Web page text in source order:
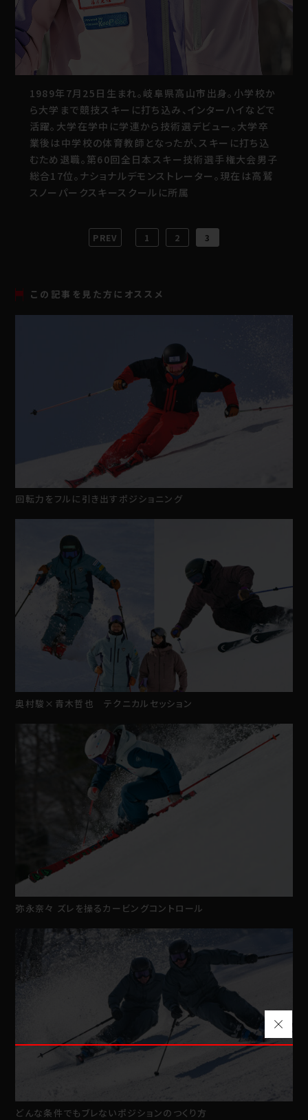
1989年7月25日生まれ。岐阜県高山市出身。小学校か
ら大学まで競技スキーに打ち込み、インターハイなどで
活躍。大学在学中に学連から技術選デビュー。大学卒
業後は中学校の体育教師となったが、スキーに打ち込
むため退職。第60回全日本スキー技術選手権大会男子
総合17位。ナショナルデモンストレーター。現在は高鷲
スノーパークスキースクールに所属
PREV 1 2 3
この記事を見た方にオススメ
回転力をフルに引き出すポジショニング
奥村駿×青木哲也 テクニカルセッション
弥永奈々 ズレを操るカービングコントロール
どんな条件でもブレないポジションのつくり方